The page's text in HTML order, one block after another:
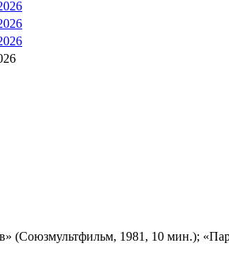
1981, 10 мин.);